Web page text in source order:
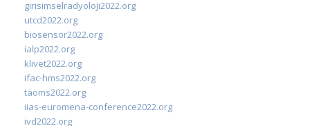
girisimselradyoloji2022.org
utcd2022.org
biosensor2022.org
ialp2022.org
klivet2022.org
ifac-hms2022.org
taoms2022.org
iias-euromena-conference2022.org
ivd2022.org